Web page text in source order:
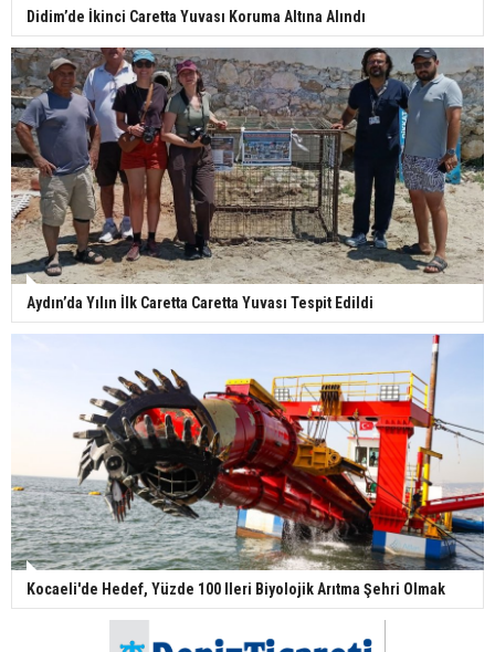
Didim’de İkinci Caretta Yuvası Koruma Altına Alındı
Aydın’da Yılın İlk Caretta Caretta Yuvası Tespit Edildi
Kocaeli'de Hedef, Yüzde 100 Ileri Biyolojik Arıtma Şehri Olmak